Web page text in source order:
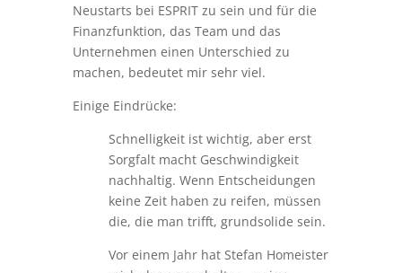
Neustarts bei ESPRIT zu sein und für die
Finanzfunktion, das Team und das
Unternehmen einen Unterschied zu
machen, bedeutet mir sehr viel.
Einige Eindrücke:
Schnelligkeit ist wichtig, aber erst
Sorgfalt macht Geschwindigkeit
nachhaltig. Wenn Entscheidungen
keine Zeit haben zu reifen, müssen
die, die man trifft, grundsolide sein.
Vor einem Jahr hat Stefan Homeister